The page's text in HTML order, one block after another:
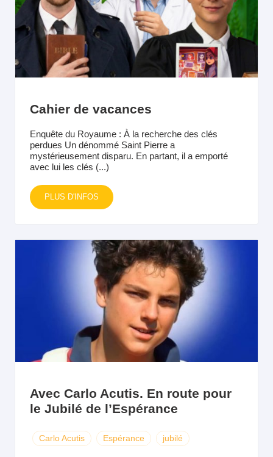
Cahier de vacances
Enquête du Royaume : À la recherche des clés
perdues Un dénommé Saint Pierre a
mystérieusement disparu. En partant, il a emporté
avec lui les clés (...)
PLUS D'INFOS
Avec Carlo Acutis. En route pour
le Jubilé de l’Espérance
Carlo Acutis Espérance jubilé